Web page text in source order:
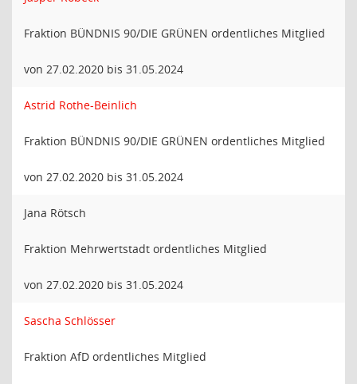
Fraktion BÜNDNIS 90/DIE GRÜNEN ordentliches Mitglied
von 27.02.2020 bis 31.05.2024
Astrid Rothe-Beinlich
Fraktion BÜNDNIS 90/DIE GRÜNEN ordentliches Mitglied
von 27.02.2020 bis 31.05.2024
Jana Rötsch
Fraktion Mehrwertstadt ordentliches Mitglied
von 27.02.2020 bis 31.05.2024
Sascha Schlösser
Fraktion AfD ordentliches Mitglied